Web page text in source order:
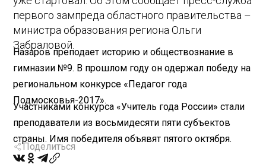
первого зампреда областного правительства –
министра образования региона Ольги
Забраловой.
Назаров преподает историю и обществознание в
гимназии №9. В прошлом году он одержал победу на
региональном конкурсе «Педагог года
Подмосковья-2017».
Участниками конкурса «Учитель года России» стали
преподаватели из восьмидесяти пяти субъектов
страны. Имя победителя объявят пятого октября.
Поделиться